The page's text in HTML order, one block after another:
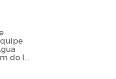
do IV
do